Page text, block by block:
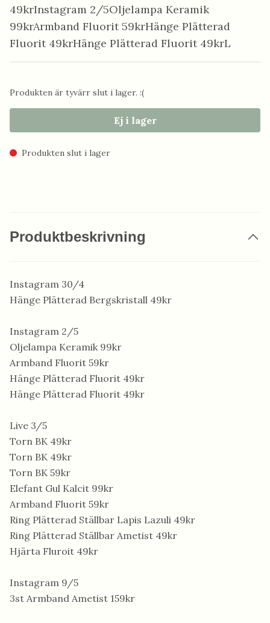
49krInstagram 2/5Oljelampa Keramik
99krArmband Fluorit 59krHänge Plätterad
Fluorit 49krHänge Plätterad Fluorit 49krL
Produkten är tyvärr slut i lager. :(
Ej i lager
Produkten slut i lager
Produktbeskrivning
Instagram 30/4
Hänge Plätterad Bergskristall 49kr
Instagram 2/5
Oljelampa Keramik 99kr
Armband Fluorit 59kr
Hänge Plätterad Fluorit 49kr
Hänge Plätterad Fluorit 49kr
Live 3/5
Torn BK 49kr
Torn BK 49kr
Torn BK 59kr
Elefant Gul Kalcit 99kr
Armband Fluorit 59kr
Ring Plätterad Ställbar Lapis Lazuli 49kr
Ring Plätterad Ställbar Ametist 49kr
Hjärta Fluroit 49kr
Instagram 9/5
3st Armband Ametist 159kr